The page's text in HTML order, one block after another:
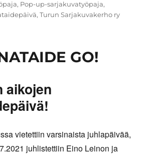
, Pop-up-sarjakuvatyöpaja,
,Turun Sarjakuvakerho ry
GO!
aikojen
vietettiin varsinaista juhlapäivää,
juhlistettiin Eino Leinon ja